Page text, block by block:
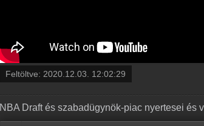
Feltöltve: 2020.12.03. 12:02:29
NBA Draft és szabadügynök-piac nyertesei és